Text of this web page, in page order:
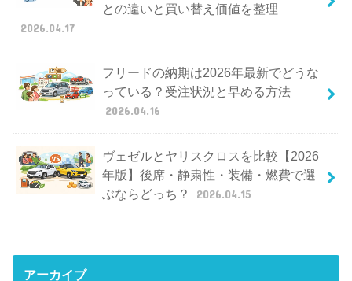
との違いと買い替え価値を整理
2026.04.17
フリードの納期は2026年最新でどうな
っている？受注状況と早める方法
2026.04.16
ヴェゼルとヤリスクロスを比較【2026
年版】後席・静粛性・装備・燃費で選
ぶならどっち？
2026.04.15
アーカイブ